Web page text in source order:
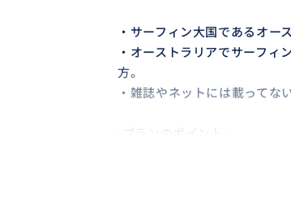
・サーフィン大国であるオー
・オーストラリアでサーフィ
方。
・雑誌やネットには載ってな
ゴールドコースト滞在10年